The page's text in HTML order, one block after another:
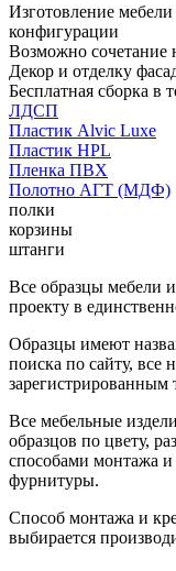
Изготовление
конфигурации
Возможно сочетание
Декор и отделку
Бесплатная сборка в
ЛДСП
Пластик Alvic Luxe
Пластик HPL
Пленка ПВХ
Полотно АГТ (МДФ)
полки
корзины
штанги
Все образцы мебели
проекту в
Образцы имеют
поиска по сайту, все
зарегистрированным
Все мебельные
образцов по цвету,
способами монтажа
фурнитуры.
Способ монтажа и
выбирается